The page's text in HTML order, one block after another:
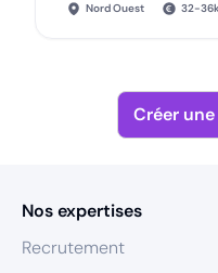
Nord Ouest 32-36k
Créer
Nos expertises
Recrutement